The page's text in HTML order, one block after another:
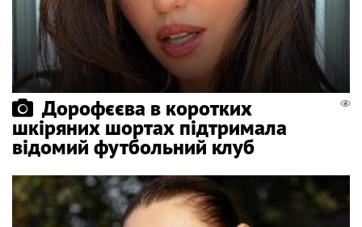
Дорофєєва в коротких
шкіряних шортах підтримала
відомий футбольний клуб